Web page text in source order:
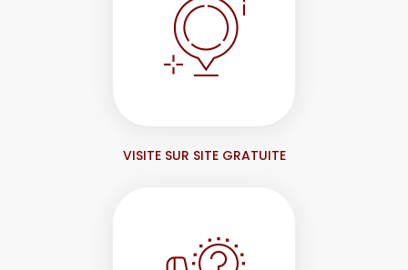
VISITE SUR SITE GRATUITE